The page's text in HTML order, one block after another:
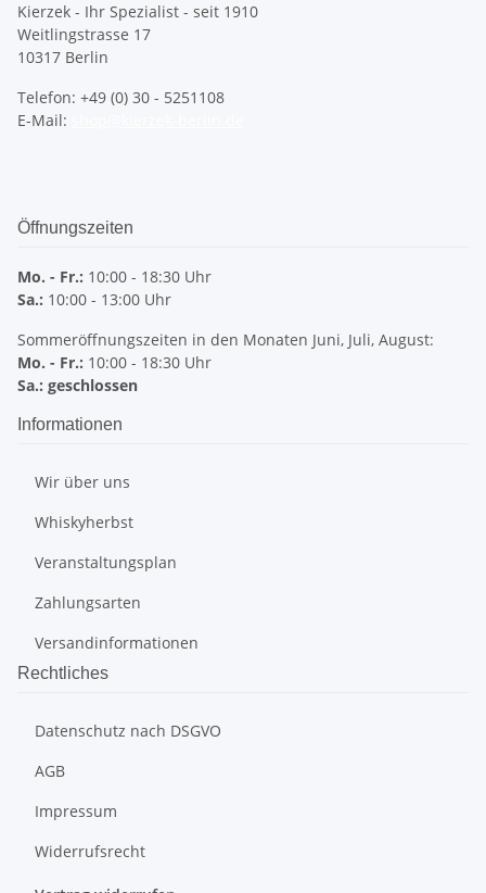
Kierzek - Ihr Spezialist - seit 1910
Weitlingstrasse 17
10317 Berlin
Telefon: +49 (0) 30 - 5251108
E-Mail:
Öffnungszeiten
Mo. - Fr.: 10:00 - 18:30 Uhr
Sa.: 10:00 - 13:00 Uhr
Sommeröffnungszeiten in den Monaten Juni, Juli, August:
Mo. - Fr.: 10:00 - 18:30 Uhr
Sa.: geschlossen
Informationen
Wir über uns
Whiskyherbst
Veranstaltungsplan
Zahlungsarten
Versandinformationen
Rechtliches
Datenschutz nach DSGVO
AGB
Impressum
Widerrufsrecht